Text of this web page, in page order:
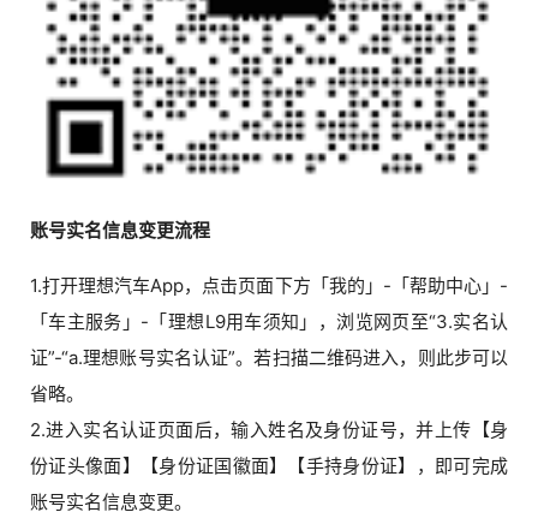
账号实名信息变更流程
1.打开理想汽车App，点击页面下方「我的」-「帮助中心」-
「车主服务」-「理想L9用车须知」，浏览网页至“3.实名认
证”-“a.理想账号实名认证”。若扫描二维码进入，则此步可以
省略。
2.进入实名认证页面后，输入姓名及身份证号，并上传【身
份证头像面】【身份证国徽面】【手持身份证】，即可完成
账号实名信息变更。